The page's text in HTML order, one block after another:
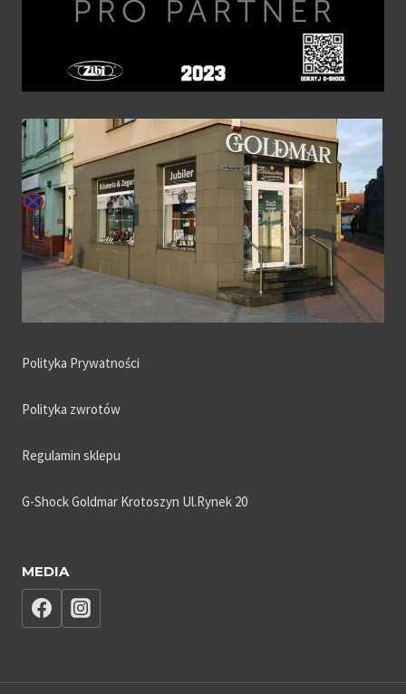
Polityka Prywatności
Polityka zwrotów
Regulamin sklepu
G-Shock Goldmar Krotoszyn Ul.Rynek 20
MEDIA